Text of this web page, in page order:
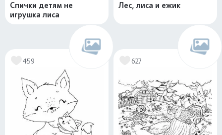
Спички детям не
игрушка лиса
Лес, лиса и ежик
459 627